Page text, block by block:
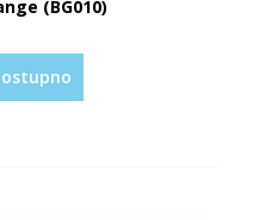
(BG010)